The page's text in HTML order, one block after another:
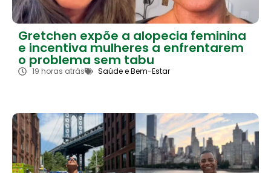
Gretchen expõe a alopecia feminina
e incentiva mulheres a enfrentarem
o problema sem tabu
19 horas atrás Saúde e Bem-Estar